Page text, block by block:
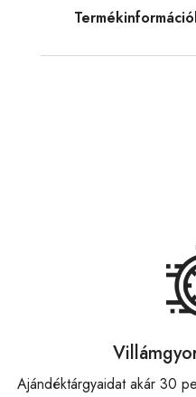
Ajándéktárgyaidat akár 30